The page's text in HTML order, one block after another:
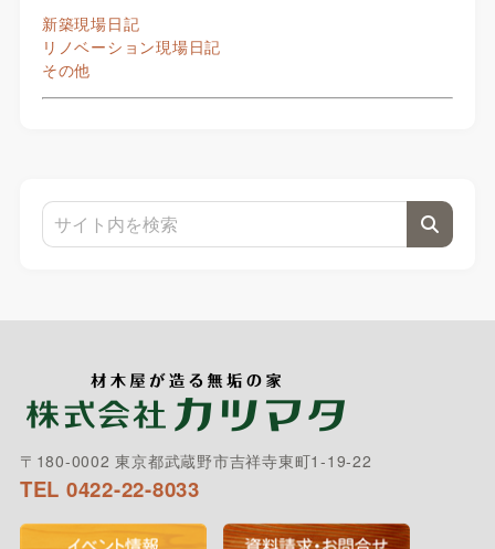
新築現場日記
リノベーション現場日記
その他
〒180-0002 東京都武蔵野市吉祥寺東町1-19-22
TEL 0422-22-8033